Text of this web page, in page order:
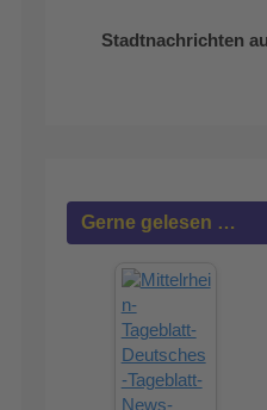
Stadtnachrichten
Gerne gelesen …